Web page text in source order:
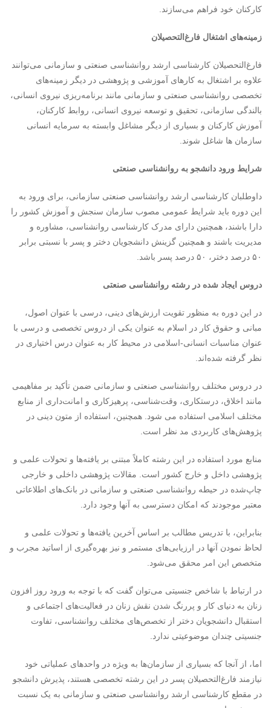
کارکنان خود فراهم می‌سازند.
زمینه‌های اشتغال فارغ‌التحصیلان
فارغ‌التحصیلان کارشناسی ارشد روانشناسی صنعتی و سازمانی می‌توانند
علاوه بر اشتغال به کارهای آموزشی و پژوهشی در دیگر زمینه‌های
تخصصی روانشناسی صنعتی و سازمانی مانند برنامه‌ریزی نیروی انسانی،
بالندگی سازمانی، تحقیق و توسعه نیروی انسانی، روابط کارکنان،
آموزش کارکنان و بسیاری از دیگر مشاغل وابسته به سرمایه انسانی
سازمان ها شاغل شوند.
شرایط ورود دانشجو به روانشناسی صنعتی
داوطلبان کارشناسی ارشد روانشناسی صنعتی سازمانی، برای ورود به
این دوره باید شرایط عمومی مصوب سازمان سنجش و آموزش کشور را
دارا باشند، همچنین دارای مدرک کارشناسی روانشناسی، مشاوره و
مدیریت باشند و همچنین گزینش دانشجویان دختر و پسر با نسبتی برابر
۵۰ درصد دختر، ۵۰ درصد پسر باشد.
دروس ایجاد شده در رشته روانشناسی صنعتی
در این دوره به منظور تقویت ارزش‌های دینی، درسی با عنوان اصول،
مبانی و حقوق کار در اسلام به عنوان یکی از دروس تخصصی و درسی با
عنوان مناسبات انسانی-اسلامی در محیط کار به عنوان درس اختیاری در
نظر گرفته شده‌اند.
در دروس مختلف روانشناسی صنعتی و سازمانی ضمن تأکید بر مفاهیمی
مانند اخلاق، درستکاری، وقت‌شناسی، پرهیزکاری و امانت‌داری از منابع
مختلف اسلامی استفاده می شود. همچنین، استفاده از متون دینی در
پژوهش‌های کاربردی مد نظر است.
منابع مورد استفاده در این رشته کاملاً مبتنی بر یافته‌ها و تحولات علمی و
پژوهشی داخل و خارج کشور است. مقالات پژوهشی داخلی و خارجی
چاپ‌شده در حیطه روانشناسی صنعتی و سازمانی در بانک‌های اطلاعاتی
معتبر موجودند که امکان دسترسی به آنها وجود دارد.
بنابراین، با تدریس مطالب بر اساس آخرین یافته‌ها و تحولات علمی و
لحاظ نمودن آنها در ارزیابی‌های مستمر و نیز بهره‌گیری از اساتید مجرب و
متخصص این امر محقق می‌شود.
در ارتباط با شاخص جنسیتی می‌توان گفت که با توجه به ورود روز افزون
زنان به دنیای کار و پررنگ شدن نقش زنان در فعالیت‌های اجتماعی و
استقبال دانشجویان دختر از تخصص‌های مختلف روانشناسی، تفاوت
جنسیتی چندان موضوعیتی ندارد.
اما، از آنجا که بسیاری از سازمان‌ها به ویژه در واحدهای عملیاتی خود
نیازمند فارغ‌التحصیلان پسر در این رشته تخصصی هستند، پذیرش دانشجو
در مقطع کارشناسی ارشد روانشناسی صنعتی و سازمانی به یک نسبت